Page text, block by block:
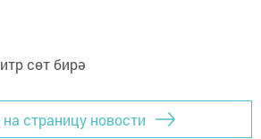
страницу новости